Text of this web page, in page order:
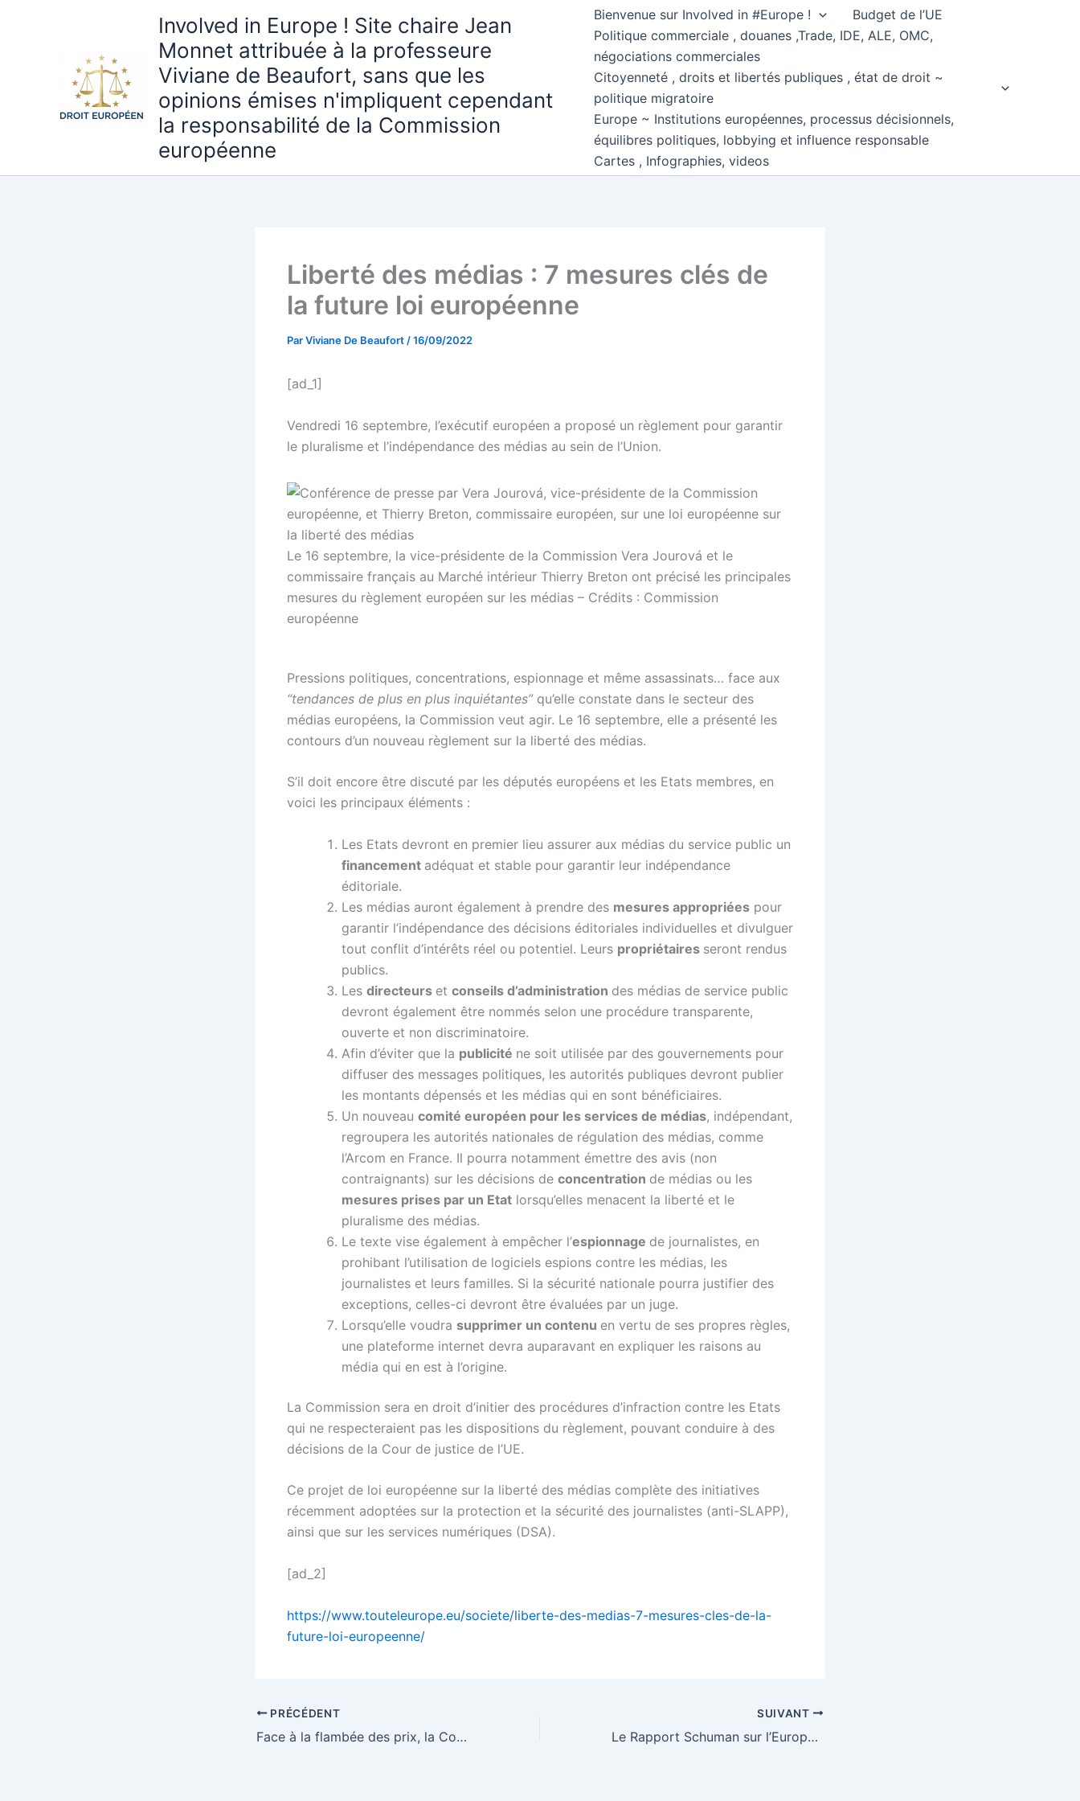
Involved in Europe ! Site chaire Jean
Monnet attribuée à la professeure
Viviane de Beaufort, sans que les
opinions émises n'impliquent cependant
la responsabilité de la Commission
européenne
Bienvenue sur Involved in #Europe !
Budget de l’UE
Politique commerciale , douanes ,Trade, IDE, ALE, OMC,
négociations commerciales
Citoyenneté , droits et libertés publiques , état de droit ~
politique migratoire
Europe ~ Institutions européennes, processus décisionnels,
équilibres politiques, lobbying et influence responsable
Cartes , Infographies, videos
Liberté des médias : 7 mesures clés de
la future loi européenne
ParViviane De Beaufort /16/09/2022
[ad_1]
Vendredi 16 septembre, l’exécutif européen a proposé un règlement pour garantir
le pluralisme et l’indépendance des médias au sein de l’Union.
Le 16 septembre, la vice-présidente de la Commission Vera Jourová et le
commissaire français au Marché intérieur Thierry Breton ont précisé les principales
mesures du règlement européen sur les médias – Crédits : Commission
européenne
Pressions politiques, concentrations, espionnage et même assassinats… face aux
“tendances de plus en plus inquiétantes”qu’elle constate dans le secteur des
médias européens, la Commission veut agir. Le 16 septembre, elle a présenté les
contours d’un nouveau règlement sur la liberté des médias.
S’il doit encore être discuté par les députés européens et les Etats membres, en
voici les principaux éléments :
Les Etats devront en premier lieu assurer aux médias du service public un
financement adéquat et stable pour garantir leur indépendance
éditoriale.
Les médias auront également à prendre des mesures appropriées pour
garantir l’indépendance des décisions éditoriales individuelles et divulguer
tout conflit d’intérêts réel ou potentiel. Leurs propriétaires seront rendus
publics.
Les directeurs et conseils d’administration des médias de service public
devront également être nommés selon une procédure transparente,
ouverte et non discriminatoire.
Afin d’éviter que la publicité ne soit utilisée par des gouvernements pour
diffuser des messages politiques, les autorités publiques devront publier
les montants dépensés et les médias qui en sont bénéficiaires.
Un nouveau comité européen pour les services de médias, indépendant,
regroupera les autorités nationales de régulation des médias, comme
l’Arcom en France. Il pourra notamment émettre des avis (non
contraignants) sur les décisions de concentration de médias ou les
mesures prises par un Etat lorsqu’elles menacent la liberté et le
pluralisme des médias.
Le texte vise également à empêcher l’espionnage de journalistes, en
prohibant l’utilisation de logiciels espions contre les médias, les
journalistes et leurs familles. Si la sécurité nationale pourra justifier des
exceptions, celles-ci devront être évaluées par un juge.
Lorsqu’elle voudra supprimer un contenu en vertu de ses propres règles,
une plateforme internet devra auparavant en expliquer les raisons au
média qui en est à l’origine.
La Commission sera en droit d’initier des procédures d’infraction contre les Etats
qui ne respecteraient pas les dispositions du règlement, pouvant conduire à des
décisions de la Cour de justice de l’UE.
Ce projet de loi européenne sur la liberté des médias complète des initiatives
récemment adoptées sur la protection et la sécurité des journalistes (anti-SLAPP),
ainsi que sur les services numériques (DSA).
[ad_2]
https://www.touteleurope.eu/societe/liberte-des-medias-7-mesures-cles-de-la-
future-loi-europeenne/
PRÉCÉDENT
Face à la flambée des prix, la Commission se prépare
SUIVANT
Le Rapport Schuman sur l’Europe, l’état de l’Union 2022